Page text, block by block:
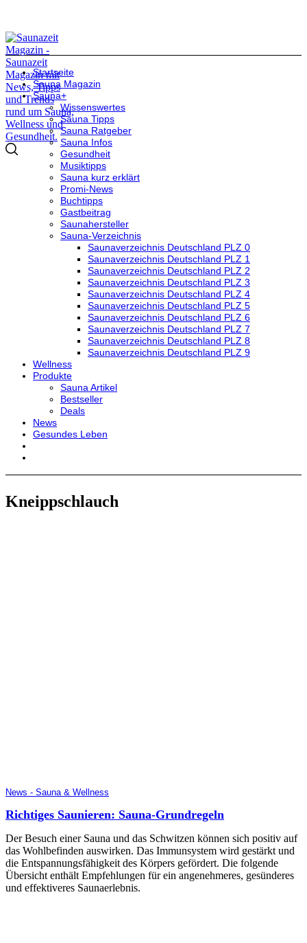
Startseite
Sauna Magazin
Sauna+
Wissenswertes
Sauna Tipps
Sauna Ratgeber
Sauna Infos
Gesundheit
Musiktipps
Sauna kurz erklärt
Promi-News
Buchtipps
Gastbeitrag
Saunahersteller
Sauna-Verzeichnis
Saunaverzeichnis Deutschland PLZ 0
Saunaverzeichnis Deutschland PLZ 1
Saunaverzeichnis Deutschland PLZ 2
Saunaverzeichnis Deutschland PLZ 3
Saunaverzeichnis Deutschland PLZ 4
Saunaverzeichnis Deutschland PLZ 5
Saunaverzeichnis Deutschland PLZ 6
Saunaverzeichnis Deutschland PLZ 7
Saunaverzeichnis Deutschland PLZ 8
Saunaverzeichnis Deutschland PLZ 9
Wellness
Produkte
Sauna Artikel
Bestseller
Deals
News
Gesundes Leben
Kneippschlauch
News - Sauna & Wellness
Richtiges Saunieren: Sauna-Grundregeln
Der Besuch einer Sauna und das Schwitzen können sich positiv auf
das Wohlbefinden auswirken. Das Immunsystem wird gestärkt und
die Entspannungsfähigkeit des Körpers gefördert. Die folgende
Übersicht enthält Empfehlungen für ein angenehmeres, gesünderes
und effektiveres Saunaerlebnis.